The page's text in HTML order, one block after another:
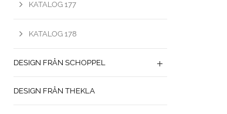
KATALOG 177
KATALOG 178
DESIGN FRÅN SCHOPPEL
DESIGN FRÅN THEKLA